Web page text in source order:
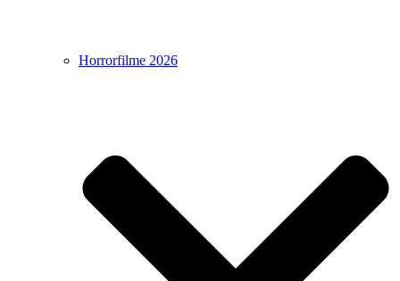
Horrorfilme 2026